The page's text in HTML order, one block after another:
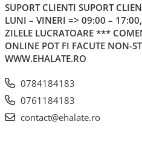
SUPORT CLIENTI SUPORT
LUNI – VINERI => 09:00 –
ZILELE LUCRATOARE ***
ONLINE POT FI FACUTE NON-
WWW.EHALATE.RO
0784184183
0761184183
contact@ehalate.ro